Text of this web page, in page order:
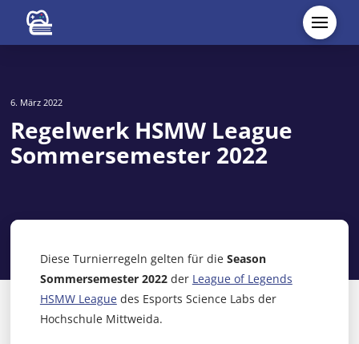
6. März 2022
Regelwerk HSMW League
Sommersemester 2022
Diese Turnierregeln gelten für die Season
Sommersemester 2022der League of Legends
HSMW Leaguedes Esports Science Labs der
Hochschule Mittweida.